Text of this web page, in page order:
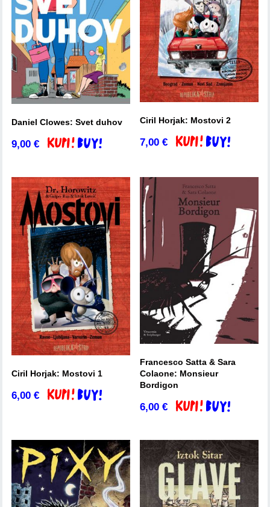
Daniel Clowes: Svet duhov
9,00€ Dodaj v košarico
Ciril Horjak: Mostovi 2
7,00€ Dodaj v košarico
Ciril Horjak: Mostovi 1
6,00€ Dodaj v košarico
Francesco Satta & Sara
Colaone: Monsieur
Bordigon
6,00€ Dodaj v košarico